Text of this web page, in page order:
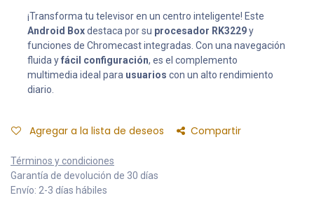
¡Transforma tu televisor en un centro inteligente! Este
Android Boxdestaca por su procesador RK3229y
funciones de Chromecast integradas. Con una navegación
fluida yfácil configuración, es el complemento
multimedia ideal para usuarios con un alto rendimiento
diario.
Agregar a la lista de deseos Compartir
Términos y condiciones
Garantía de devolución de 30 días
Envío: 2-3 días hábiles